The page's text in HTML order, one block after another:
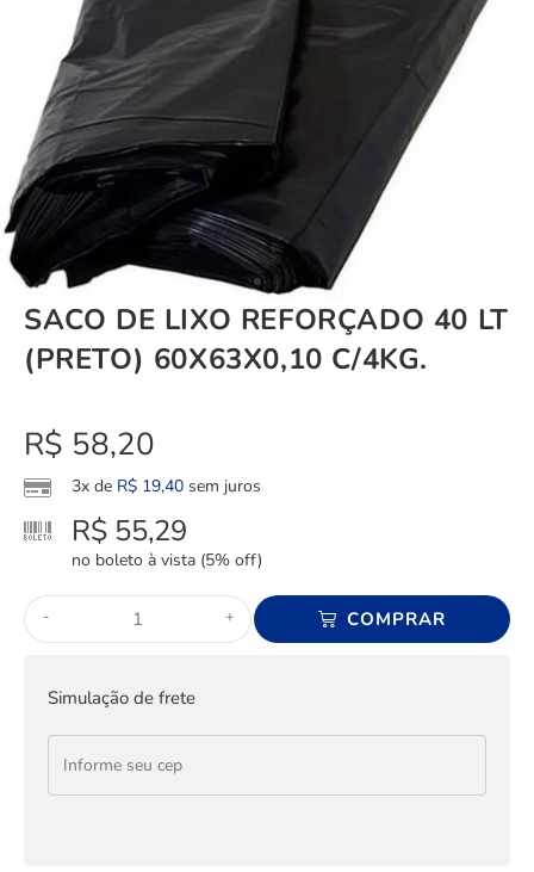
SACO DE LIXO REFORÇADO 40 LT
(PRETO) 60X63X0,10 C/4KG.
R$ 58,20
3x de R$ 19,40 sem juros
R$ 55,29
no boleto à vista (5% off)
- + COMPRAR
Simulação de frete